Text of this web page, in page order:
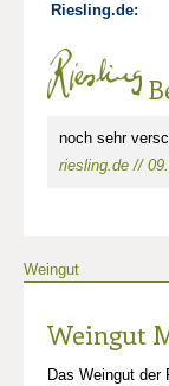
Riesling.de:
noch sehr
riesling.de //
Weingut
Weingut
Das Weingut